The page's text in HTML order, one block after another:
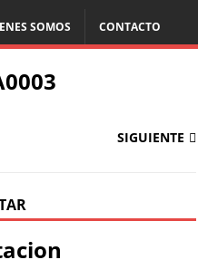
SOMOS CONTACTO
SIGUIENTE